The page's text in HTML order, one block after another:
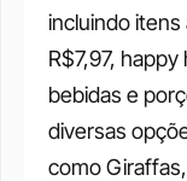
incluindo itens
R$7,97,
bebidas e
diversas
como